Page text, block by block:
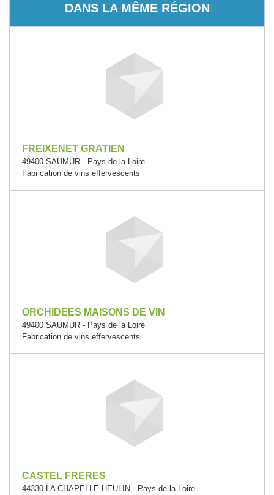
DANS LA MÊME RÉGION
FREIXENET GRATIEN
49400 SAUMUR - Pays de la Loire
Fabrication de vins effervescents
ORCHIDEES MAISONS DE VIN
49400 SAUMUR - Pays de la Loire
Fabrication de vins effervescents
CASTEL FRERES
44330 LA CHAPELLE-HEULIN - Pays de la Loire